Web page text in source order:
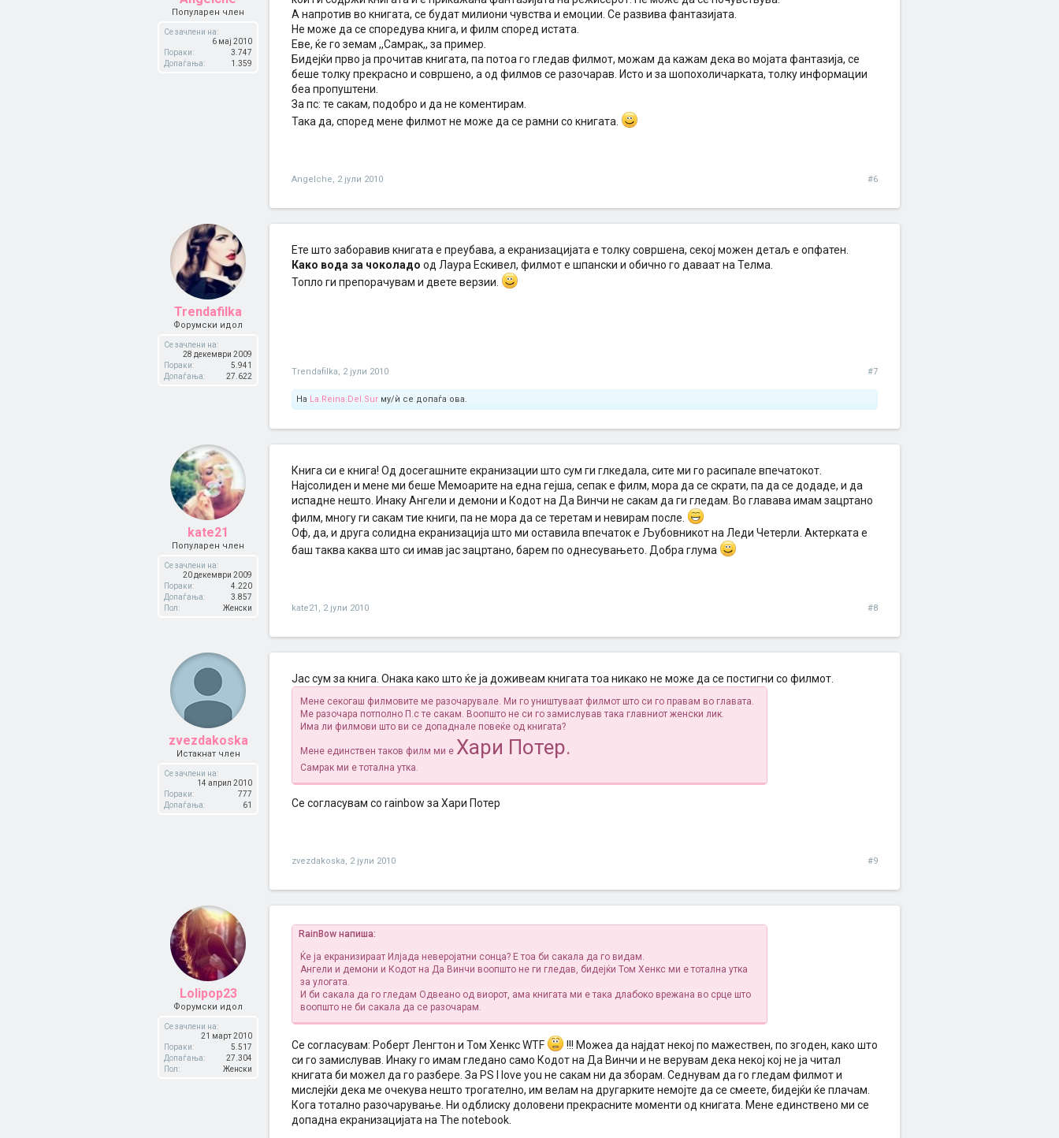
Популарен член
Се зачлени на:
6 мај 2010
Пораки:
3.747
Допаѓања:
1.359
А напротив во книгата, се будат милиони чувства и емоции. Се развива фантазијата.
Не може да се споредува книга, и филм според истата.
Еве, ќе го земам ,,Самрак,, за пример.
Бидејќи прво ја прочитав книгата, па потоа го гледав филмот, можам да кажам дека во мојата фантазија, се
беше толку прекрасно и совршено, а од филмов се разочарав. Исто и за шопохоличарката, толку информации
беа пропуштени.
За пс: те сакам, подобро и да не коментирам.
Така да, според мене филмот не може да се рамни со книгата.
Angelche, 2 јули 2010 #6
Trendafilka
Форумски идол
Се зачлени на:
28 декември 2009
Пораки:
5.941
Допаѓања:
27.622
Ете што заборавив книгата е преубава, а екранизацијата е толку совршена, секој можен детаљ е опфатен.
Како вода за чоколадо од Лаура Ескивел, филмот е шпански и обично го даваат на Телма.
Топло ги препорачувам и двете верзии.
Trendafilka, 2 јули 2010 #7
На La.Reina.Del.Sur му/ѝ се допаѓа ова.
kate21
Популарен член
Се зачлени на:
20 декември 2009
Пораки:
4.220
Допаѓања:
3.857
Пол:
Женски
Книга си е книга! Од досегашните екранизации што сум ги глкедала, сите ми го расипале впечатокот.
Најсолиден и мене ми беше Мемоарите на една гејша, сепак е филм, мора да се скрати, па да се додаде, и да
испадне нешто. Инаку Ангели и демони и Кодот на Да Винчи не сакам да ги гледам. Во главава имам зацртано
филм, многу ги сакам тие книги, па не мора да се теретам и невирам после.
Оф, да, и друга солидна екранизација што ми оставила впечаток е Љубовникот на Леди Четерли. Актерката е
баш таква каква што си имав јас зацртано, барем по однесувањето. Добра глума
kate21 , 2 јули 2010 #8
zvezdakoska
Истакнат член
Се зачлени на:
14 април 2010
Пораки:
777
Допаѓања:
61
Јас сум за книга. Онака како што ќе ја доживеам книгата тоа никако не може да се постигни со филмот.
Мене секогаш филмовите ме разочарувале. Ми го уништуваат филмот што си го правам во главата.
Ме разочара потполно П.с те сакам. Воопшто не си го замислував така главниот женски лик.
Има ли филмови што ви се допаднале повеќе од книгата?
Мене единствен таков филм ми е Хари Потер.
Самрак ми е тотална утка.
Се согласувам со rainbow за Хари Потер
zvezdakoska, 2 јули 2010 #9
Lolipop23
Форумски идол
Се зачлени на:
21 март 2010
Пораки:
5.517
Допаѓања:
27.304
Пол:
Женски
RainBow напиша:
Ќе ја екранизираат Илјада неверојатни сонца? Е тоа би сакала да го видам.
Ангели и демони и Кодот на Да Винчи воопшто не ги гледав, бидејќи Том Хенкс ми е тотална утка
за улогата.
И би сакала да го гледам Одвеано од виорот, ама книгата ми е така длабоко врежана во срце што
воопшто не би сакала да се разочарам.
Се согласувам: Роберт Ленгтон и Том Хенкс WTF
!!! Mожеа да најдат некој по мажествен, по згоден, како што
си го замислував. Инаку го имам гледано само Кодот на Да Винчи и не верувам дека некој кој не ја читал
книгата би можел да го разбере. За PS I love you не сакам ни да зборам. Седнувам да го гледам филмот и
мислејќи дека ме очекува нешто трогателно, им велам на другарките немојте да се смеете, бидејќи ќе плачам.
Кога тотално разочарување. Ни одблиску доловени прекрасните моменти од книгата. Мене единствено ми се
допадна екранизацијата на The notebook.